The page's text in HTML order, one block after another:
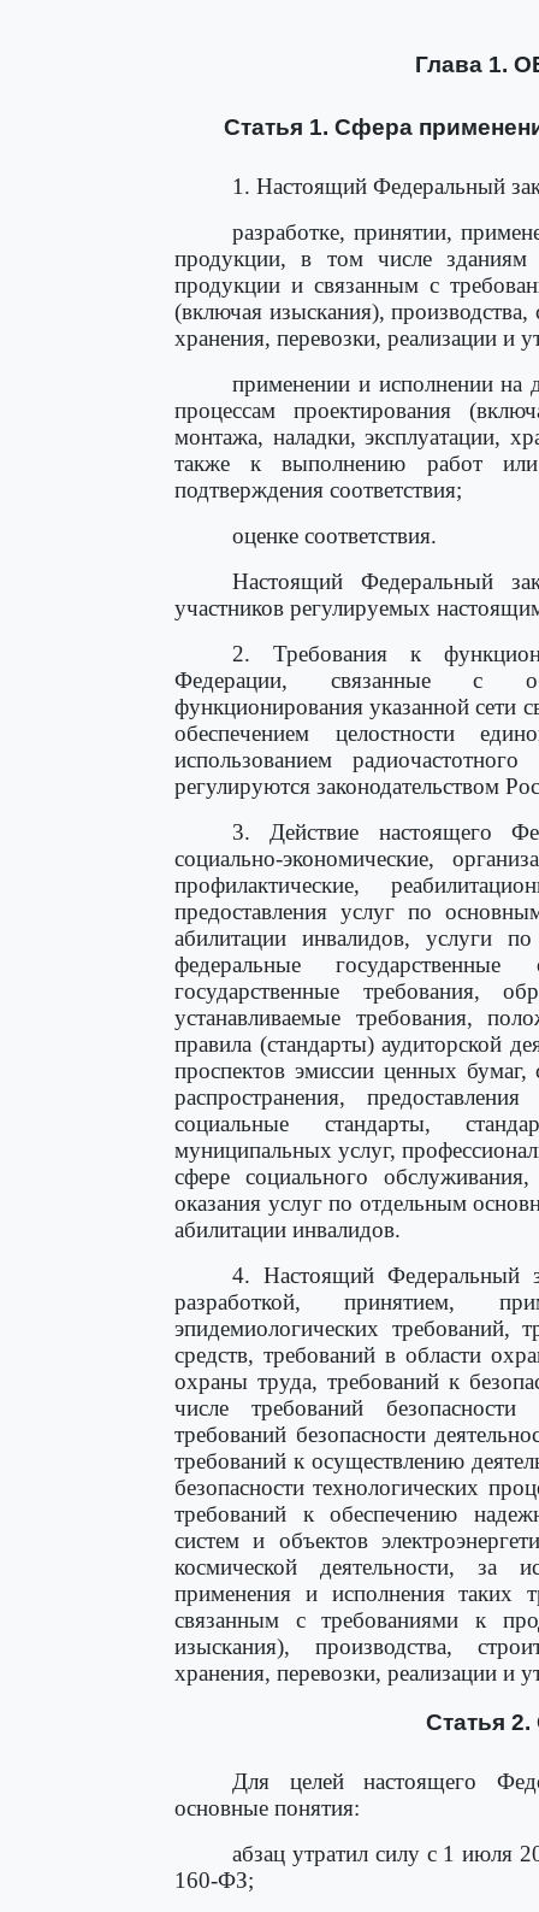
Глава 1.
Статья 1. Сфера
1. Настоящий Федеральный
разработке, принятии,
продукции, в том числе
продукции и связанным с
(включая изыскания), производства,
хранения, перевозки, реализации и
применении и исполнении на
процессам проектирования
монтажа, наладки, эксплуатации,
также к выполнению работ
подтверждения соответствия;
оценке соответствия.
Настоящий Федеральный
участников регулируемых
2. Требования к
Федерации, связанные с
функционирования указанной сети
обеспечением целостности
использованием
регулируются законодательством
3. Действие настоящего
социально-экономические,
профилактические,
предоставления услуг по
абилитации инвалидов, услуги
федеральные государственные
государственные требования,
устанавливаемые требования,
правила (стандарты) аудиторской
проспектов эмиссии ценных бумаг,
распространения,
социальные стандарты,
муниципальных услуг,
сфере социального
оказания услуг по отдельным
абилитации инвалидов.
4. Настоящий Федеральный
разработкой, принятием,
эпидемиологических требований,
средств, требований в области
охраны труда, требований к
числе требований
требований безопасности
требований к осуществлению
безопасности технологических
требований к обеспечению
систем и объектов
космической деятельности, за
применения и исполнения таких
связанным с требованиями к
изыскания), производства,
хранения, перевозки, реализации и
Статья
Для целей настоящего
основные понятия:
абзац утратил силу с 1 июля
160-ФЗ;